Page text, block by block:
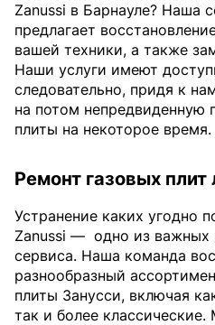
Zanussi в Барнауле? Наша
предлагает
вашей техники, а также
Наши услуги имеют
следовательно, придя к
на потом непредвиденную
плиты на некоторое время.
Ремонт газовых
Устранение каких угодно
Zanussi — одно из важных
сервиса. Наша команда
разнообразный
плиты Занусси, включая
так и более